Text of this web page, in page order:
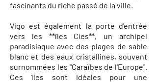
fascinants du riche passé de la ville.
Vigo est également la porte d'entrée
vers les **îles Cíes**, un archipel
paradisiaque avec des plages de sable
blanc et des eaux cristallines, souvent
surnommées les "Caraïbes de l'Europe".
Ces îles sont idéales pour une